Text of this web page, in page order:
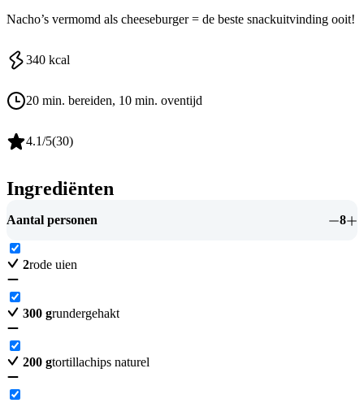
Nacho’s vermomd als cheeseburger = de beste snackuitvinding ooit!
340 kcal
20 min. bereiden, 10 min. oventijd
4.1/5(30)
Ingrediënten
Aantal personen 8
2rode uien
300 grundergehakt
200 gtortillachips naturel